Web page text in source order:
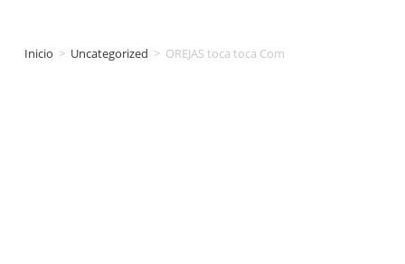
Inicio > Uncategorized > OREJAS toca toca Com